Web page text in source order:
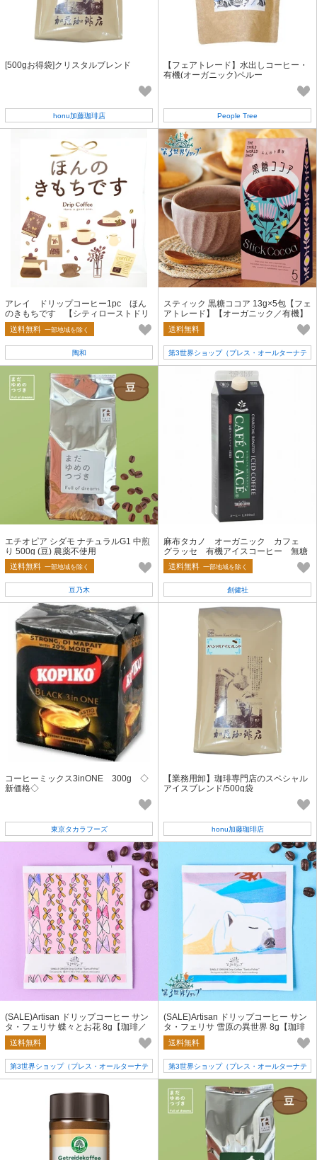
[500gお得袋]クリスタルブレンド
honu加藤珈琲店
【フェアトレード】水出しコーヒー・
有機(オーガニック)ペルー
People Tree
アレイ ドリップコーヒー1pc ほん
のきもちです 【シティローストドリ
ップコーヒー／ギフト】
送料無料 一部地域を除く
陶和
スティック 黒糖ココア 13g×5包【フェ
アトレード】【オーガニック／有機】
【スティック飲料】
送料無料
第3世界ショップ（プレス・オールターナテ
ィブ）
エチオピア シダモ ナチュラルG1 中煎
り 500g (豆) 農薬不使用
送料無料 一部地域を除く
豆乃木
麻布タカノ オーガニック カフェ
グラッセ 有機アイスコーヒー 無糖
1000ml
送料無料 一部地域を除く
創健社
コーヒーミックス3inONE 300g ◇
新価格◇
東京タカラフーズ
【業務用卸】珈琲専門店のスペシャル
アイスブレンド/500g袋
honu加藤珈琲店
(SALE)Artisan ドリップコーヒー サン
タ・フェリサ 蝶々とお花 8g【珈琲／
ギフト／フェアトレード】
送料無料
第3世界ショップ（プレス・オールターナテ
ィブ）
(SALE)Artisan ドリップコーヒー サン
タ・フェリサ 雪原の異世界 8g【珈琲
／ギフト／フェアトレード】
送料無料
第3世界ショップ（プレス・オールターナテ
ィブ）